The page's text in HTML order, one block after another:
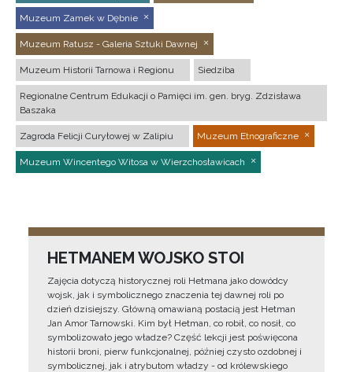
Muzeum Zamek w Dębnie
Muzeum Ratusz - Galeria Sztuki Dawnej
Muzeum Historii Tarnowa i Regionu Siedziba
Regionalne Centrum Edukacji o Pamięci im. gen. bryg. Zdzisława
Baszaka
Zagroda Felicji Curyłowej w Zalipiu Muzeum Etnograficzne
Muzeum Wincentego Witosa w Wierzchosławicach
HETMANEM WOJSKO STOI
Zajęcia dotyczą historycznej roli Hetmana jako dowódcy
wojsk, jak i symbolicznego znaczenia tej dawnej roli po
dzień dzisiejszy. Główną omawianą postacią jest Hetman
Jan Amor Tarnowski. Kim był Hetman, co robił, co nosił, co
symbolizowało jego władze? Część lekcji jest poświęcona
historii broni, pierw funkcjonalnej, później czysto ozdobnej i
symbolicznej, jak i atrybutom władzy - od królewskiego